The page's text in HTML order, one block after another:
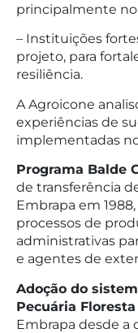
principalmente
– Instituições
projeto, para
resiliência.
A Agroicone
experiências de
implementadas
Programa Balde
de transferência
Embrapa em
processos de
administrativas
e agentes de
Adoção do
Pecuária Floresta
Embrapa desde a